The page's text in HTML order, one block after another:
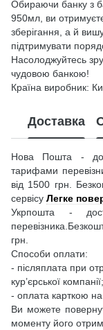
Обираючи банку з
950мл, ви
зберігання, а й
підтримувати
Насолоджуйтесь
чудовою банкою!
Країна виробник:
Доставка
Нова Пошта -
тарифами
від 1500 грн.
сервісу Легке
Укрпошта -
грн.
Способи оплати:
- післяплата при
кур’єрської компанії;
- оплата карткою на
Ви можете
моменту його